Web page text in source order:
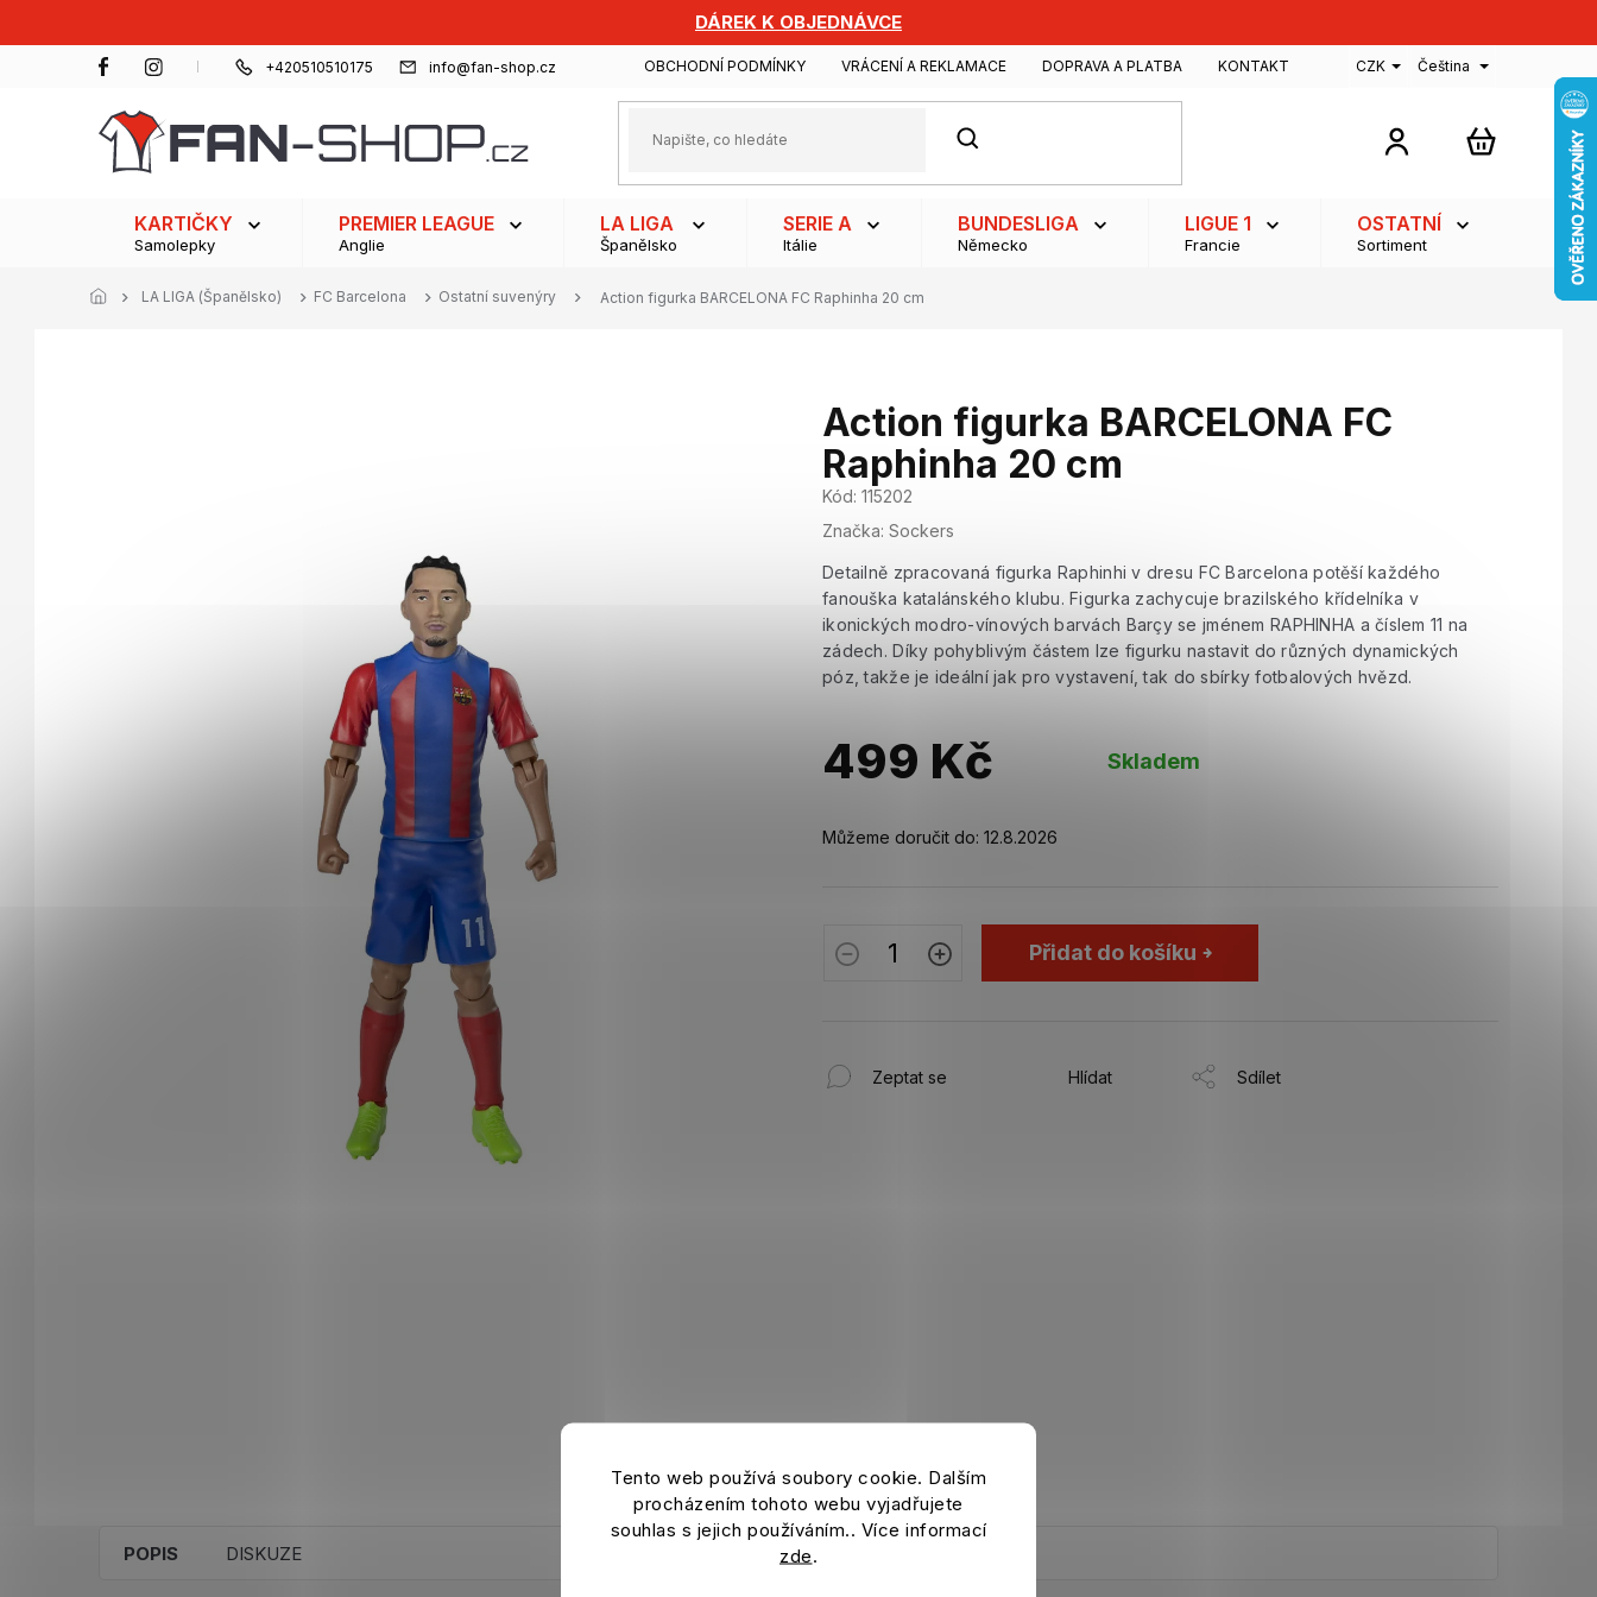
Tento web používá soubory cookie. Dalším
procházením tohoto webu vyjadřujete
souhlas s jejich používáním.. Více informací
zde.
DÁREK K OBJEDNÁVCE
+420510510175 info@fan-shop.cz OBCHODNÍ PODMÍNKY VRÁCENÍ A REKLAMACE DOPRAVA A PLATBA KONTAKT CZK Čeština
HLEDAT
NÁKUPNÍ
KARTIČKY
Samolepky
PREMIER LEAGUE
Anglie
LA LIGA
Španělsko
SERIE A
Itálie
BUNDESLIGA
Německo
LIGUE 1
Francie
OSTATNÍ
Sortiment
LA LIGA (Španělsko) FC Barcelona Ostatní suvenýry Action figurka BARCELONA FC Raphinha 20 cm
Action figurka BARCELONA FC
Raphinha 20 cm
Kód: 115202
Značka: Sockers
Detailně zpracovaná figurka Raphinhi v dresu FC Barcelona potěší každého
fanouška katalánského klubu. Figurka zachycuje brazilského křídelníka v
ikonických modro-vínových barvách Barçy se jménem RAPHINHA a číslem 11 na
zádech. Díky pohyblivým částem lze figurku nastavit do různých dynamických
póz, takže je ideální jak pro vystavení, tak do sbírky fotbalových hvězd.
499 Kč
cena:
Skladem
Můžeme doručit do: 12.8.2026
Přidat do košíku
Zeptat se Hlídat Sdílet
POPIS DISKUZE